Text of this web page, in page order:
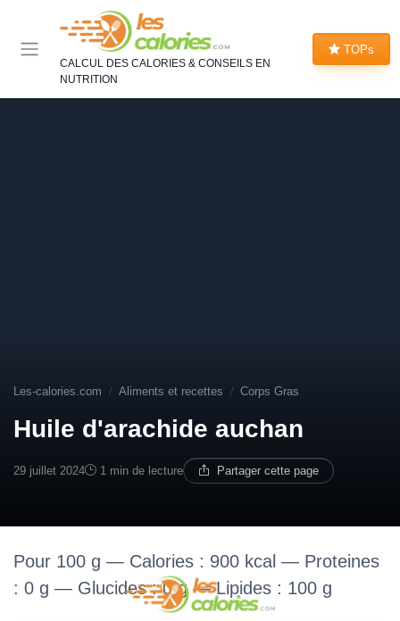
CALCUL DES CALORIES & CONSEILS EN
NUTRITION
TOPs
Les-calories.com Aliments et recettes Corps Gras
Huile d'arachide auchan
29 juillet 2024 1 min de lecture Partager cette page
Pour 100 g — Calories : 900 kcal — Proteines
: 0 g — Glucides : 0 g — Lipides : 100 g
Panneau de gestion des cookies